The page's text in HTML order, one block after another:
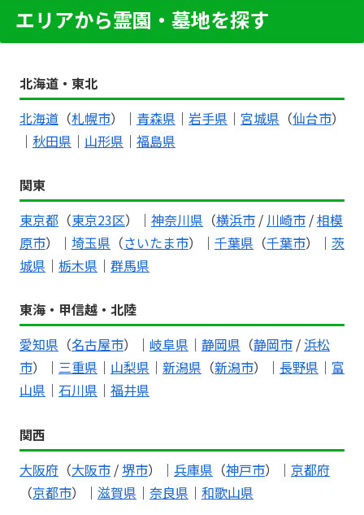
エリアから霊園・墓地を探す
北海道・東北
北海道 （札幌市）｜ 青森県 ｜ 岩手県 ｜ 宮城県 （仙台市）
｜ 秋田県 ｜ 山形県 ｜ 福島県
関東
東京都 （東京23区）｜ 神奈川県 （横浜市 / 川崎市 /相模
原市）｜ 埼玉県 （さいたま市）｜ 千葉県 （千葉市）｜ 茨
城県 ｜ 栃木県 ｜ 群馬県
東海・甲信越・北陸
愛知県 （名古屋市）｜ 岐阜県 ｜ 静岡県 （静岡市 / 浜松
市）｜ 三重県 ｜ 山梨県 ｜ 新潟県 （新潟市）｜ 長野県 ｜ 富
山県 ｜ 石川県 ｜ 福井県
関西
大阪府 （大阪市 / 堺市）｜ 兵庫県 （神戸市）｜ 京都府
（京都市）｜ 滋賀県 ｜ 奈良県 ｜ 和歌山県